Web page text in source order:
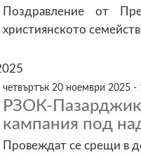
Поздравление от
християнското
четвъртък 20 ноември 2025 -
РЗОК-
кампания под
Провеждат се срещи в